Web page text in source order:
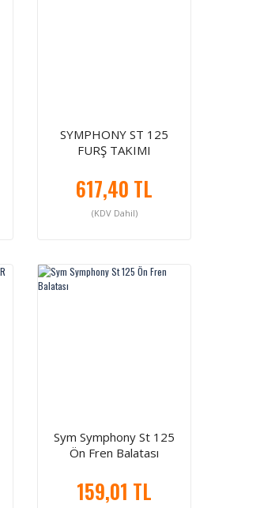
SYMPHONY ST 125
FURŞ TAKIMI
617,40 TL
(KDV Dahil)
Sym Symphony St 125
Ön Fren Balatası
159,01 TL